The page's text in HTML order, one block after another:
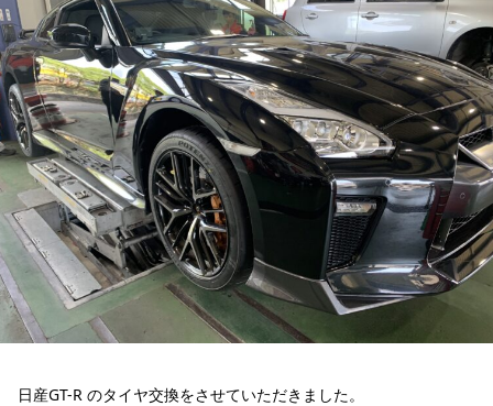
日産GT-R のタイヤ交換をさせていただきました。